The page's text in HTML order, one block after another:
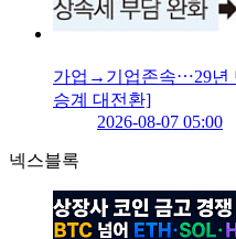
가업→기업존속⋯29년
승계 대전환]
2026-08-07 05:00
넥스블록